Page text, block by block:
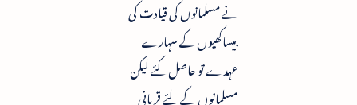
نے مسلمانوں کی قیادت کی
بیساکھیوں کے سہارے
عہدے تو حاصل کئے لیکن
مسلمانوں کے لئے قربانی